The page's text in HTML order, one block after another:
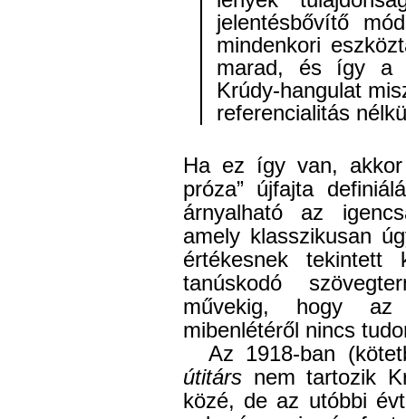
jelentésbővítő
mindenkori
marad, és így a
Krúdy-hangulat
referencialitás
Ha ez így van,
próza” újfajta
árnyalható az
amely klasszikusan
értékesnek tekintett
tanúskodó
művekig, hogy az
mibenlétéről nincs
Az 1918-ban
útitárs nem tartozik
közé, de az utóbbi